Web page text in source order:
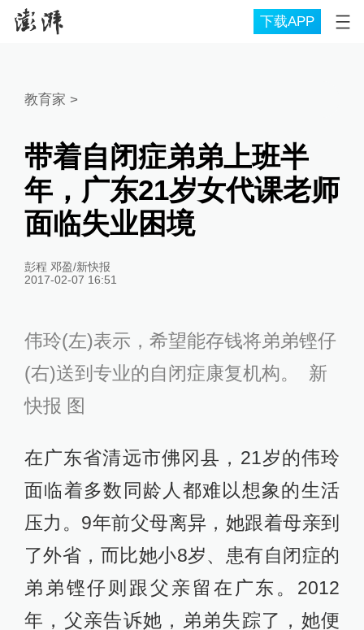
下载APP
教育家 >
带着自闭症弟弟上班半
年，广东21岁女代课老师
面临失业困境
彭程 邓盈/新快报
2017-02-07 16:51
伟玲(左)表示，希望能存钱将弟弟铿仔
(右)送到专业的自闭症康复机构。 新
快报 图
在广东省清远市佛冈县，21岁的伟玲
面临着多数同龄人都难以想象的生活
压力。9年前父母离异，她跟着母亲到
了外省，而比她小8岁、患有自闭症的
弟弟铿仔则跟父亲留在广东。2012
年，父亲告诉她，弟弟失踪了，她便